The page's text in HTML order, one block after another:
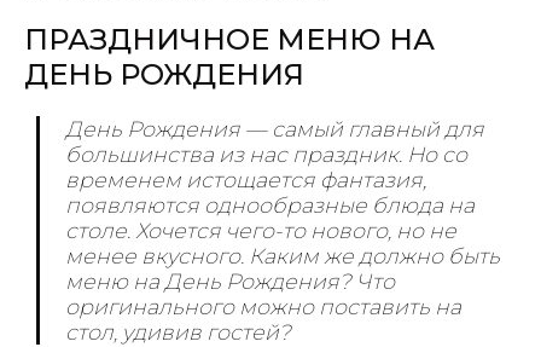
ПРАЗДНИЧНОЕ МЕНЮ НА
ДЕНЬ РОЖДЕНИЯ
День Рождения — самый главный для
большинства из нас праздник. Но со
временем истощается фантазия,
появляются однообразные блюда на
столе. Хочется чего-то нового, но не
менее вкусного. Каким же должно быть
меню на День Рождения? Что
оригинального можно поставить на
стол, удивив гостей?